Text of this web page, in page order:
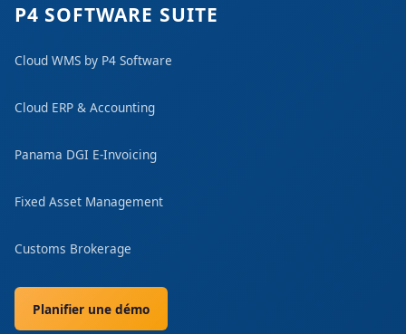
P4 SOFTWARE SUITE
Cloud WMS by P4 Software
Cloud ERP & Accounting
Panama DGI E-Invoicing
Fixed Asset Management
Customs Brokerage
Planifier une démo